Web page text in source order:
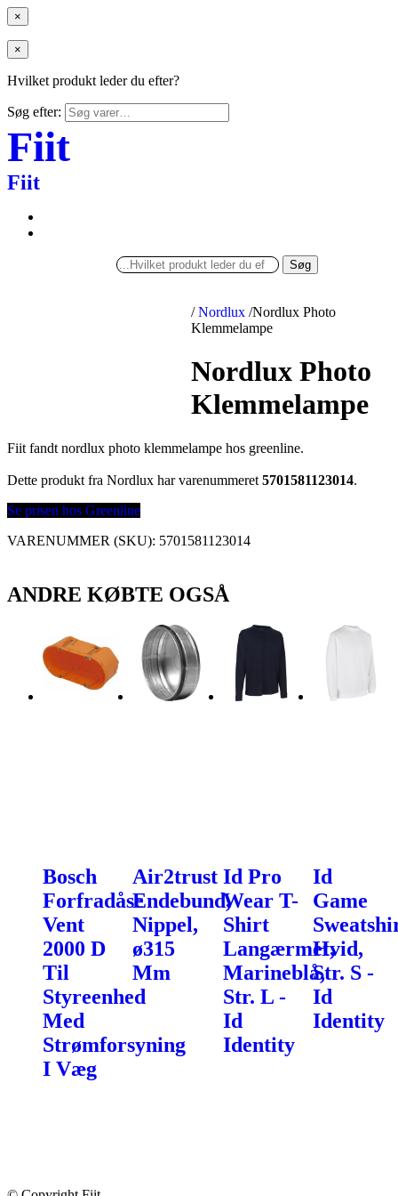
×
×
Hvilket produkt leder du efter?
Søg efter:
Fiit
Fiit
Søg
/ Nordlux /Nordlux Photo
Klemmelampe
Nordlux Photo
Klemmelampe
Fiit fandt nordlux photo klemmelampe hos greenline.
Dette produkt fra Nordlux har varenummeret 5701581123014.
Se prisen hos Greenline
VARENUMMER (SKU): 5701581123014
ANDRE KØBTE OGSÅ
Bosch
Forfradåse
Vent
2000 D
Til
Styreenhed
Med
Strømforsyning
I Væg
Air2trust
Endebund,
Nippel,
ø315
Mm
Id Pro
Wear T-
Shirt
Langærmet,
Marineblå,
Str. L -
Id
Identity
Id
Game
Hvid,
Str. S -
Id
Identity